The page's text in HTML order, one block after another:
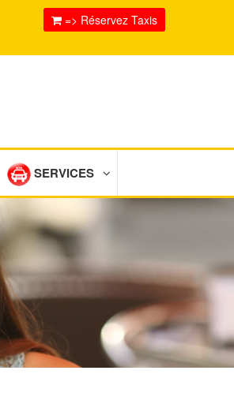
=> Réservez Taxis
SERVICES